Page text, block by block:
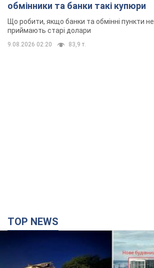
обмінники та банки такі купюри
Що робити, якщо банки та обмінні пункти не
приймають старі долари
9.08.2026 02:20 83,9 т.
TOP NEWS